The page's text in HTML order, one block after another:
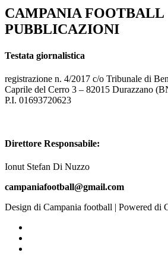
PUBBLICAZIONI
Testata giornalistica
registrazione n. 4/2017 c/o Tribunale di
P.I. 01693720623
Ionut Stefan Di Nuzzo
campaniafootball@gmail.com
Design di Campania football | Powered di